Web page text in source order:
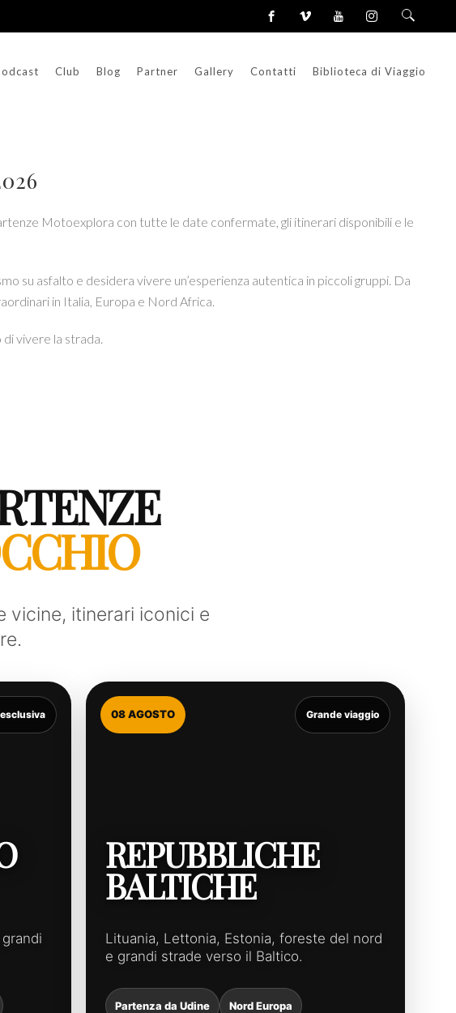
Club Blog Partner Gallery Contatti Biblioteca di Viaggio
Motoexplora con tutte le date confermate, gli itinerari disponibili e le
su asfalto e desidera vivere un’esperienza autentica in piccoli gruppi. Da
in Italia, Europa e Nord Africa.
vivere la strada.
vicine, itinerari iconici e
08 AGOSTO Grande viaggio
REPUBBLICHE
BALTICHE
Lituania, Lettonia, Estonia, foreste del nord
e grandi strade verso il Baltico.
Partenza da Udine Nord Europa